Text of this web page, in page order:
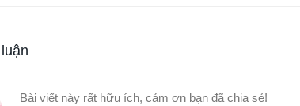
Bài viết này rất hữu ích, cảm ơn bạn đã chia sẻ!